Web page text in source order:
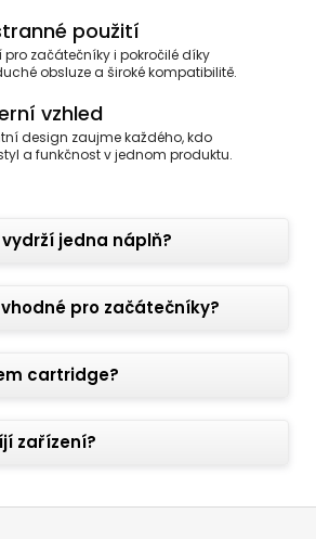
použití
pro začátečníky i pokročilé díky
obsluze a široké kompatibilitě.
vzhled
design zaujme každého, kdo
a funkčnost v jednom produktu.
jedna náplň?
pro začátečníky?
cartridge?
zařízení?